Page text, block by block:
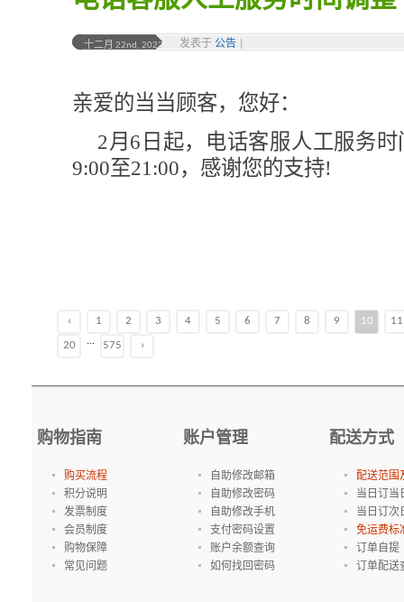
十二月 22nd, 2022 发表于 公告
亲爱的当当顾客，您好：
2月6日起，电话客服人工服务时
9:00至21:00，感谢您的支持!
‹ 1 2 3 4 5 6 7 8 9 10 11
20 ... 575 ›
购物指南
购买流程
积分说明
发票制度
会员制度
购物保障
常见问题
账户管理
自助修改邮箱
自助修改密码
自助修改手机
支付密码设置
账户余额查询
如何找回密码
配送方式
配送范围
当日订当
当日订次
免运费标
订单自提
订单配送